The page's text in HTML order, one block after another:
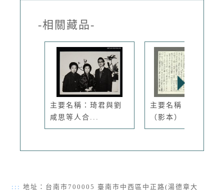
-相關藏品-
主要名稱：琦君與劉
咸思等人合...
主要名稱：編草鞋
（影本）
::: 地址：台南市700005 臺南市中西區中正路(湯德章大